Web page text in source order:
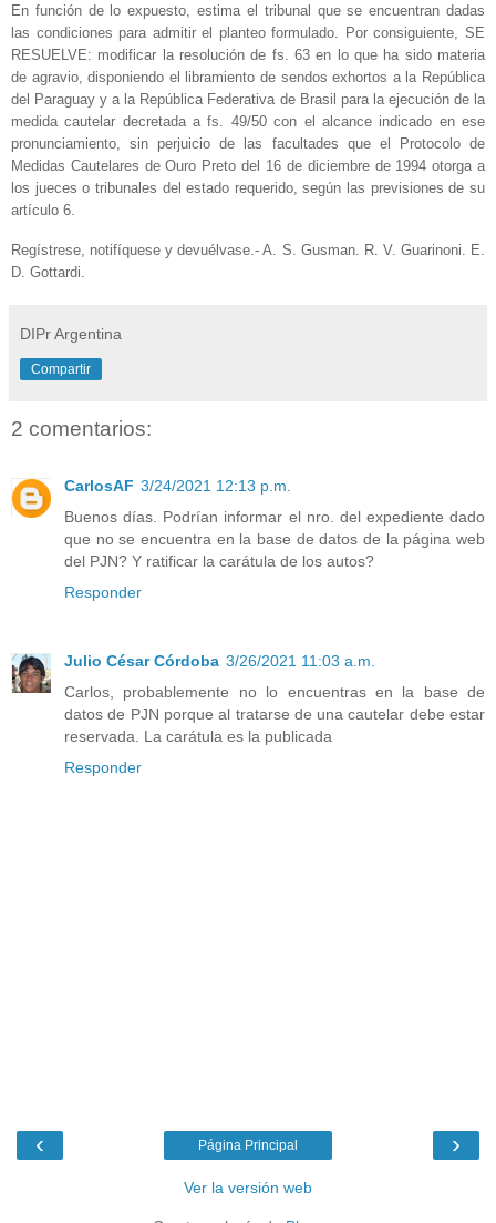
En función de lo expuesto, estima el tribunal que se encuentran dadas
las condiciones para admitir el planteo formulado. Por consiguiente, SE
RESUELVE: modificar la resolución de fs. 63 en lo que ha sido materia
de agravio, disponiendo el libramiento de sendos exhortos a la República
del Paraguay y a la República Federativa de Brasil para la ejecución de la
medida cautelar decretada a fs. 49/50 con el alcance indicado en ese
pronunciamiento, sin perjuicio de las facultades que el Protocolo de
Medidas Cautelares de Ouro Preto del 16 de diciembre de 1994 otorga a
los jueces o tribunales del estado requerido, según las previsiones de su
artículo 6.
Regístrese, notifíquese y devuélvase.- A. S. Gusman. R. V. Guarinoni. E.
D. Gottardi.
DIPr Argentina
Compartir
2 comentarios:
CarlosAF 3/24/2021 12:13 p.m.
Buenos días. Podrían informar el nro. del expediente dado
que no se encuentra en la base de datos de la página web
del PJN? Y ratificar la carátula de los autos?
Responder
Julio César Córdoba 3/26/2021 11:03 a.m.
Carlos, probablemente no lo encuentras en la base de
datos de PJN porque al tratarse de una cautelar debe estar
reservada. La carátula es la publicada
Responder
‹ ›
Página Principal
Ver la versión web